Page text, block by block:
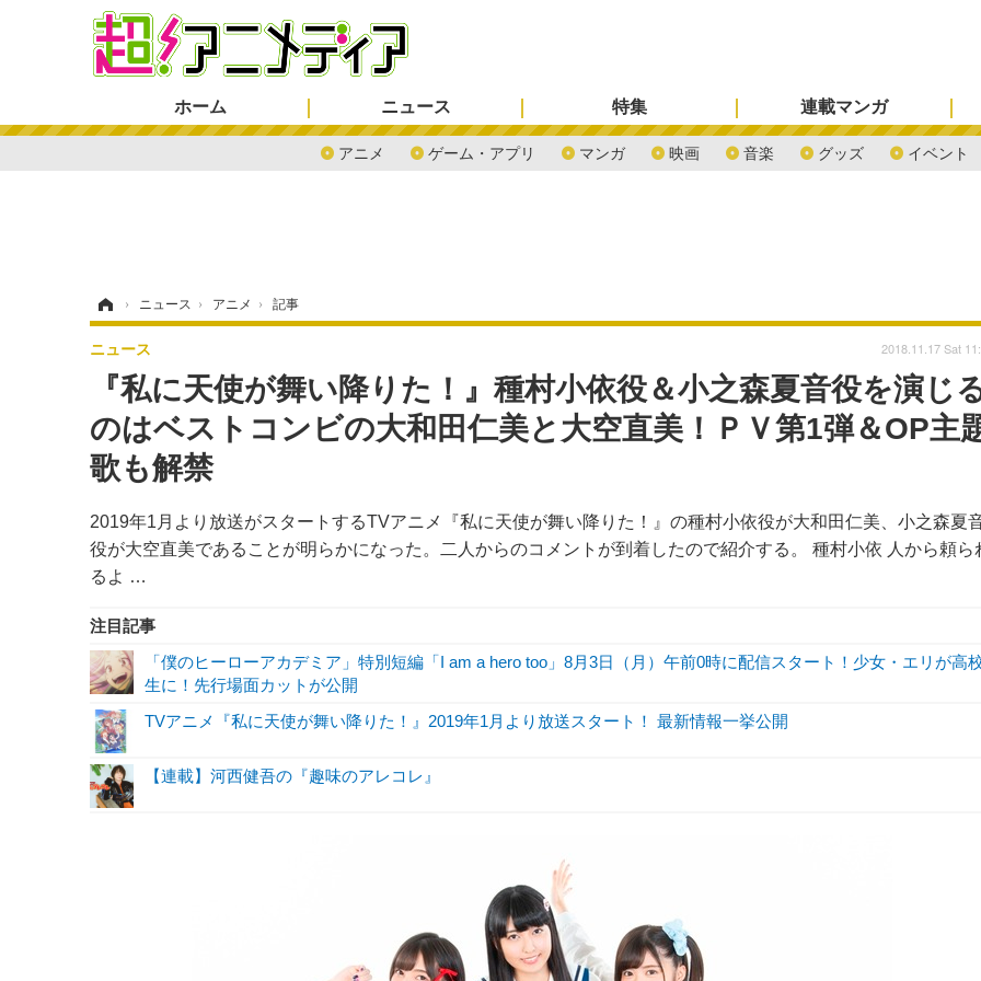
ホーム ニュース
アニメ ゲーム・アプリ マンガ 映画 音楽 グッズ イベント
特集 連載マンガ
› ニュース › アニメ › 記事
『私に天使が舞い降りた！』種村小依役＆小之森夏音役を演じ
のはベストコンビの大和田仁美と大空直美！ＰＶ第1弾＆OP主
歌も解禁
2019年1月より放送がスタートするTVアニメ『私に天使が舞い降りた！』の種村小依役が大和田仁美、小之森夏
役が大空直美であることが明らかになった。二人からのコメントが到着したので紹介する。 種村小依 人から頼ら
るよ …
ニュース 2018.11.17 Sat
注目記事
「僕のヒーローアカデミア」特別短編「I am a hero too」8月3日（月）午前0時に配信スタート！少女・エリが高
生に！先行場面カットが公開
TVアニメ『私に天使が舞い降りた！』2019年1月より放送スタート！ 最新情報一挙公開
【連載】河西健吾の『趣味のアレコレ』